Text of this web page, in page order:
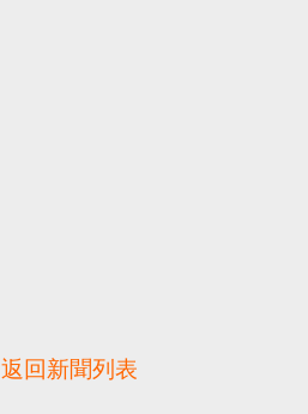
返回新聞列表